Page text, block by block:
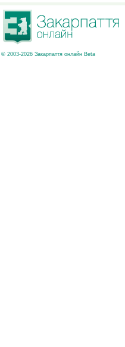
© 2003-2026 Закарпаття онлайн Beta